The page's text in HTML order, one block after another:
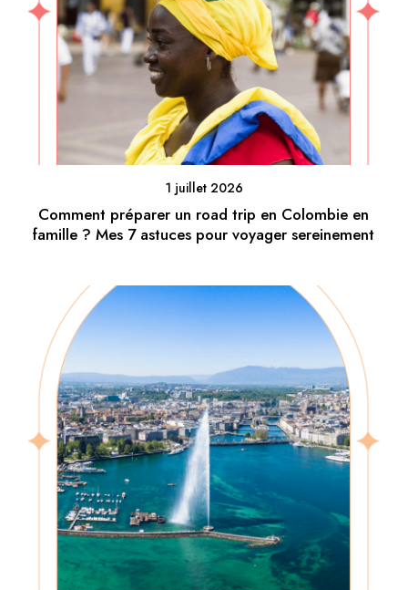
1 juillet 2026
Comment préparer un road trip en Colombie en
famille ? Mes 7 astuces pour voyager sereinement